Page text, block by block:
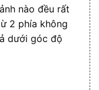
nào đều rất
2 phía không
dưới góc độ